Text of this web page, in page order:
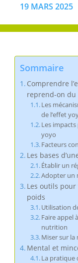
19 MARS 2025
Sommaire
Comprendre
reprend-on du
Les
de l’effet
Les
yoyo
Facteurs
Les bases
Établir un
Adopter un
Les outils
poids
Utilisation
Faire appel
nutrition
Miser sur la
Mental et
La pratique